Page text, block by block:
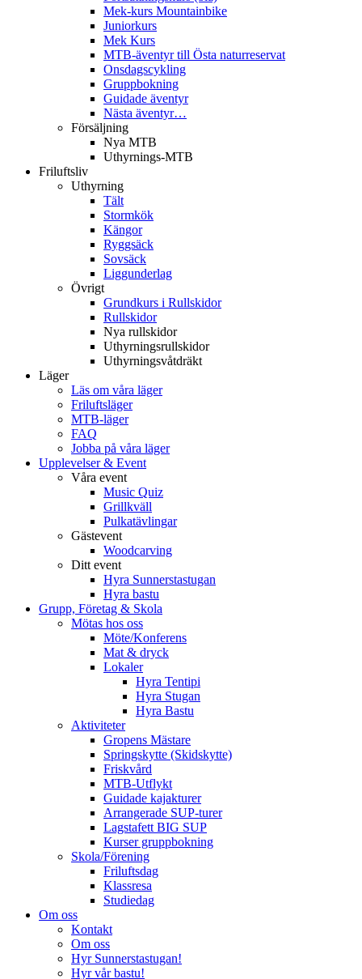
Mek-kurs Mountainbike
Juniorkurs
Mek Kurs
MTB-äventyr till Östa naturreservat
Onsdagscykling
Gruppbokning
Guidade äventyr
Nästa äventyr…
Försäljning
Nya MTB
Uthyrnings-MTB
Friluftsliv
Uthyrning
Tält
Stormkök
Kängor
Ryggsäck
Sovsäck
Liggunderlag
Övrigt
Grundkurs i Rullskidor
Rullskidor
Nya rullskidor
Uthyrningsrullskidor
Uthyrningsvåtdräkt
Läger
Läs om våra läger
Friluftsläger
MTB-läger
FAQ
Jobba på våra läger
Upplevelser & Event
Våra event
Music Quiz
Grillkväll
Pulkatävlingar
Gästevent
Woodcarving
Ditt event
Hyra Sunnerstastugan
Hyra bastu
Grupp, Företag & Skola
Mötas hos oss
Möte/Konferens
Mat & dryck
Lokaler
Hyra Tentipi
Hyra Stugan
Hyra Bastu
Aktiviteter
Gropens Mästare
Springskytte (Skidskytte)
Friskvård
MTB-Utflykt
Guidade kajakturer
Arrangerade SUP-turer
Lagstafett BIG SUP
Kurser gruppbokning
Skola/Förening
Friluftsdag
Klassresa
Studiedag
Om oss
Kontakt
Om oss
Hyr Sunnerstastugan!
Hyr vår bastu!